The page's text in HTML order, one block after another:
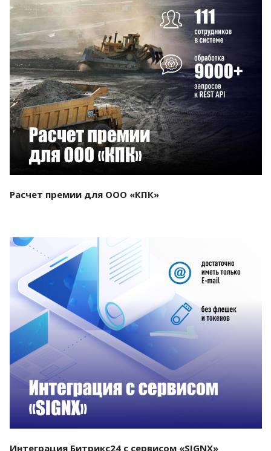
Смотреть проект
Расчет премии для ООО «КПК»
Смотреть проект
Интеграция Битрикс24 с сервисом «SIGNX»